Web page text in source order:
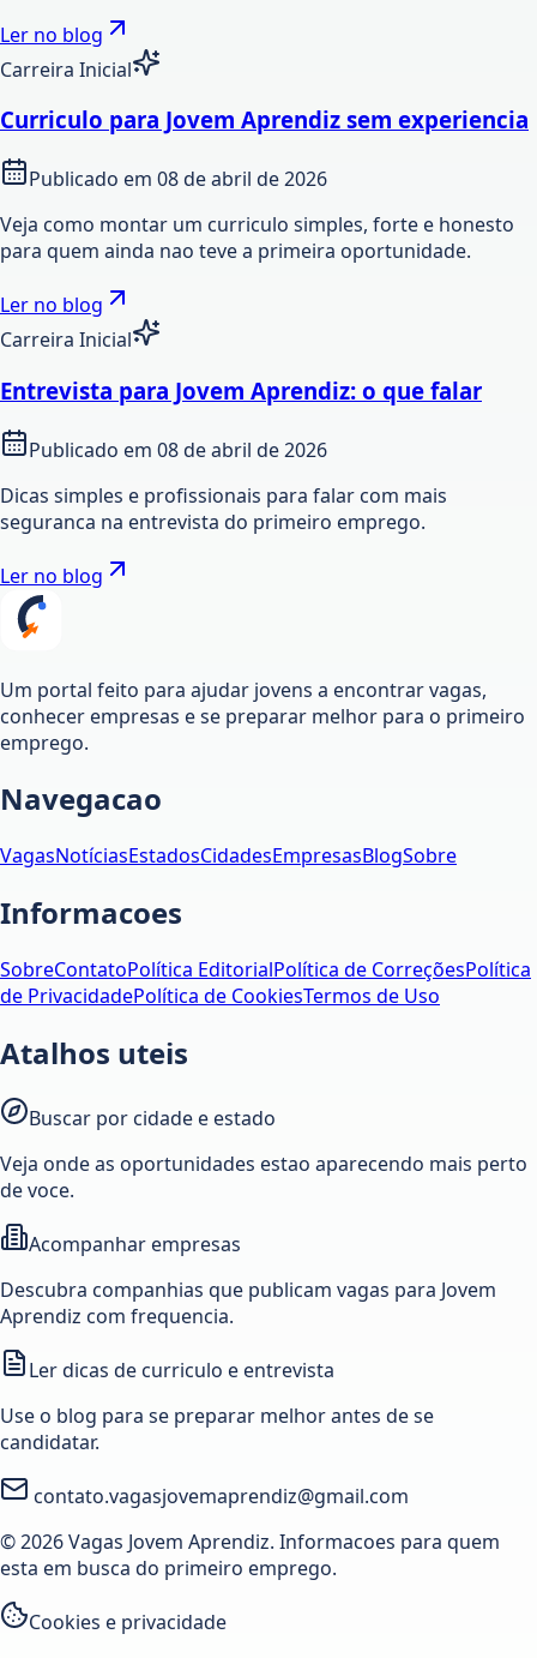
Ler no blog
Carreira Inicial
Curriculo para Jovem Aprendiz sem experiencia
Publicado em 08 de abril de 2026
Veja como montar um curriculo simples, forte e honesto
para quem ainda nao teve a primeira oportunidade.
Ler no blog
Carreira Inicial
Entrevista para Jovem Aprendiz: o que falar
Publicado em 08 de abril de 2026
Dicas simples e profissionais para falar com mais
seguranca na entrevista do primeiro emprego.
Ler no blog
Um portal feito para ajudar jovens a encontrar vagas,
conhecer empresas e se preparar melhor para o primeiro
emprego.
Navegacao
VagasNotíciasEstadosCidadesEmpresasBlogSobre
Informacoes
SobreContatoPolítica EditorialPolítica de CorreçõesPolítica
de PrivacidadePolítica de CookiesTermos de Uso
Atalhos uteis
Buscar por cidade e estado
Veja onde as oportunidades estao aparecendo mais perto
de voce.
Acompanhar empresas
Descubra companhias que publicam vagas para Jovem
Aprendiz com frequencia.
Ler dicas de curriculo e entrevista
Use o blog para se preparar melhor antes de se
candidatar.
contato.vagasjovemaprendiz@gmail.com
© 2026 Vagas Jovem Aprendiz. Informacoes para quem
esta em busca do primeiro emprego.
Cookies e privacidade